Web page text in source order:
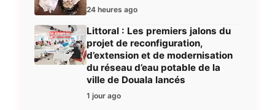
24 heures ago
Littoral : Les premiers jalons du
projet de reconfiguration,
d’extension et de modernisation
du réseau d’eau potable de la
ville de Douala lancés
1 jour ago